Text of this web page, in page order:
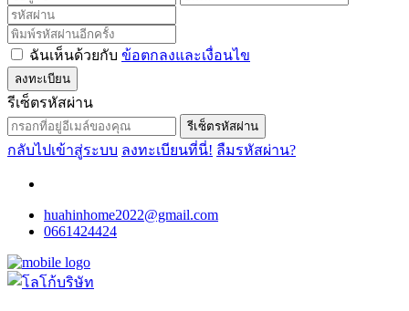
ฉันเห็นด้วยกับ ข้อตกลงและเงื่อนไข
ลงทะเบียน
รีเซ็ตรหัสผ่าน
รีเซ็ตรหัสผ่าน
กลับไปเข้าสู่ระบบ ลงทะเบียนที่นี่! ลืมรหัสผ่าน?
huahinhome2022@gmail.com
0661424424